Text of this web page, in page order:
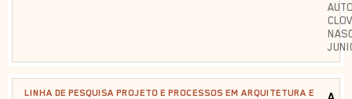
LINHA DE PESQUISA PROJETO E PROCESSOS EM ARQUITETURA E